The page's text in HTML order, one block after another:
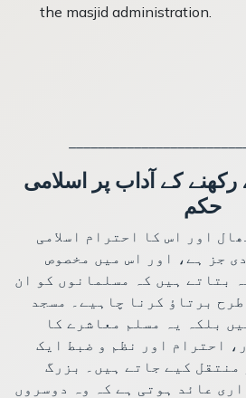
the masjid administration.
کے آداب پر اسلامی
حکم
اور اس کا احترام اسلامی
جز ہے، اور اس میں مخصوص
بتاتے ہیں کہ مسلمانوں کو ان
برتاؤ کرنا چاہیے۔ مسجد
بلکہ یہ مسلم معاشرے کا
احترام اور نظم و ضبط ایک
منتقل کیے جاتے ہیں۔ بزرگ
عائد ہوتی ہے کہ وہ دوسروں